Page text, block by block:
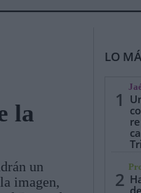
Jaén,
la
un
imagen,
LO
1
2